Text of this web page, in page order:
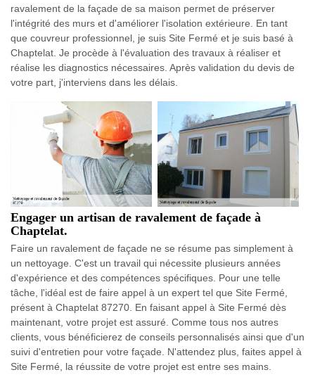
ravalement de la façade de sa maison permet de préserver
l'intégrité des murs et d'améliorer l'isolation extérieure. En tant
que couvreur professionnel, je suis Site Fermé et je suis basé à
Chaptelat. Je procède à l'évaluation des travaux à réaliser et
réalise les diagnostics nécessaires. Après validation du devis de
votre part, j'interviens dans les délais.
Engager un artisan de ravalement de façade à
Chaptelat.
Faire un ravalement de façade ne se résume pas simplement à
un nettoyage. C'est un travail qui nécessite plusieurs années
d'expérience et des compétences spécifiques. Pour une telle
tâche, l'idéal est de faire appel à un expert tel que Site Fermé,
présent à Chaptelat 87270. En faisant appel à Site Fermé dès
maintenant, votre projet est assuré. Comme tous nos autres
clients, vous bénéficierez de conseils personnalisés ainsi que d'un
suivi d'entretien pour votre façade. N'attendez plus, faites appel à
Site Fermé, la réussite de votre projet est entre ses mains.